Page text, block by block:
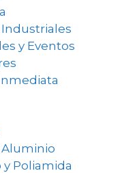
y Eventos
Aluminio
y Poliamida